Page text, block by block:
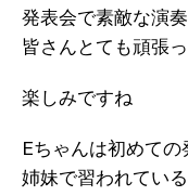
発表会で素敵な演
皆さんとても頑張
楽しみですね
Eちゃんは初めての
姉妹で習われている